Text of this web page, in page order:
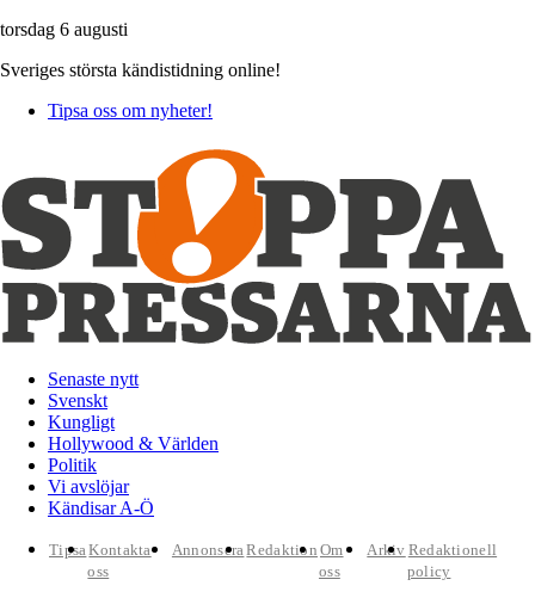
torsdag 6 augusti
Sveriges största kändistidning online!
Tipsa oss om nyheter!
Senaste nytt
Svenskt
Kungligt
Hollywood & Världen
Politik
Vi avslöjar
Kändisar A-Ö
TipsaKontakta
oss
AnnonseraRedaktion Om
oss
Arkiv Redaktionell
policy